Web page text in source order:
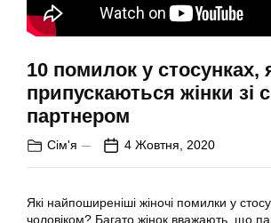
10 помилок у стосунках,
припускаються жінки зі
партнером
Сім'я 4 Жовтня, 2020
Які найпоширеніші жіночі помилки у
чоловіком? Багато жінок вважають, що